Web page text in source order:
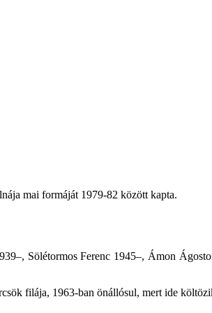
mai formáját 1979-82 között kapta.
Sölétormos Ferenc 1945–, Ámon
filája, 1963-ban önállósul, mert ide